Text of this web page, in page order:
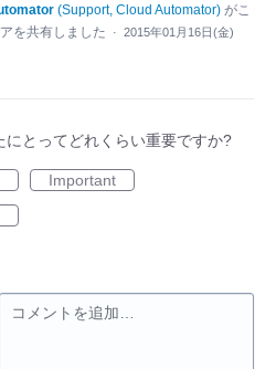
(Support, Cloud Automator) がこ
を共有しました
· 2015年01月16日(金)
にとってどれくらい重要ですか?
Important
コメントを追加…